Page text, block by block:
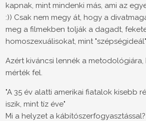
kapnak, mint mindenki más, ami az
:)) Csak nem megy át, hogy a
meg a filmekben tolják a dagadt,
homoszexuálisokat, mint
Azért kiváncsi lennék a
mérték fel.
"A 35 év alatti amerikai fiatalok kisebb
iszik, mint tíz éve"
Mi a helyzet a